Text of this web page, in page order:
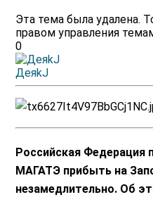
Эта тема была удалена.
правом управления
0
ДеяkJ
Российская Федерация
МАГАТЭ прибыть на
незамедлительно. Об